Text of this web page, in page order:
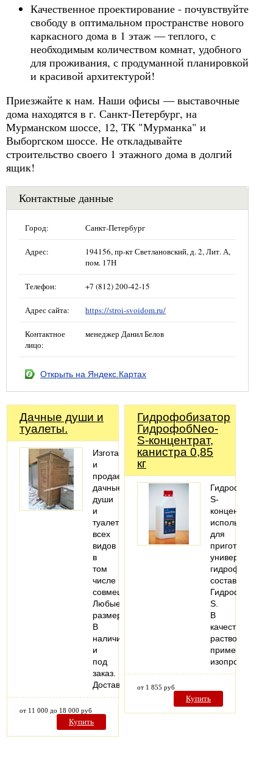
Качественное проектирование - почувствуйте
свободу в оптимальном пространстве нового
каркасного дома в 1 этаж — теплого, с
необходимым количеством комнат, удобного
для проживания, с продуманной планировкой
и красивой архитектурой!
Приезжайте к нам. Наши офисы — выставочные
дома находятся в г. Санкт-Петербург, на
Мурманском шоссе, 12, ТК "Мурманка" и
Выборгском шоссе. Не откладывайте
строительство своего 1 этажного дома в долгий
ящик!
Контактные данные
Город: Санкт-Петербург
Адрес:
194156, пр-кт Светлановский, д. 2, Лит. А,
пом. 17Н
Телефон: +7 (812) 200-42-15
Адрес сайта: https://stroi-svoidom.ru/
Контактное
лицо:
менеджер Данил Белов
Открыть на Яндекс.Картах
Дачные души и
туалеты.
Изготавливаем
и
продаем
дачные
души
и
туалеты
всех
видов
в
том
числе
совмещенные.
Любые
размеры.
В
наличии
и
под
заказ.
Доставка.
от 11 000 до 18 000 руб
Купить
Гидрофобизатор
ГидрофобNeo-
S-концентрат,
канистра 0,85
кг
ГидрофобNeo-
S-
концентрат
используется
для
приготовления
состава
ГидрофобNeo-
S.
В
качестве
растворителя
применяется
от 1 855 руб
Купить